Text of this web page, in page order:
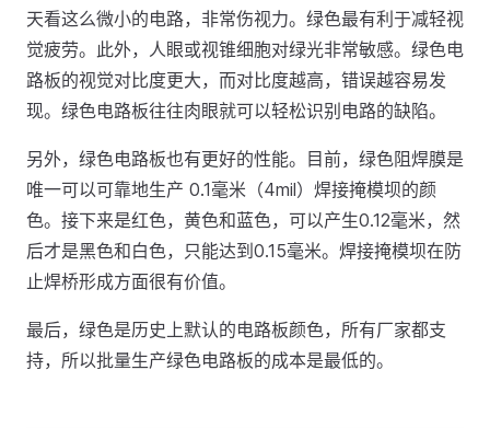
天看这么微小的电路，非常伤视力。绿色最有利于减轻视
觉疲劳。此外，人眼或视锥细胞对绿光非常敏感。绿色电
路板的视觉对比度更大，而对比度越高，错误越容易发
现。绿色电路板往往肉眼就可以轻松识别电路的缺陷。
另外，绿色电路板也有更好的性能。目前，绿色阻焊膜是
唯一可以可靠地生产 0.1毫米（4mil）焊接掩模坝的颜
色。接下来是红色，黄色和蓝色，可以产生0.12毫米，然
后才是黑色和白色，只能达到0.15毫米。焊接掩模坝在防
止焊桥形成方面很有价值。
最后，绿色是历史上默认的电路板颜色，所有厂家都支
持，所以批量生产绿色电路板的成本是最低的。